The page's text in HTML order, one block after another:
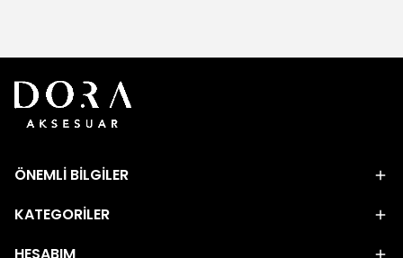
ÖNEMLİ BİLGİLER
KATEGORİLER